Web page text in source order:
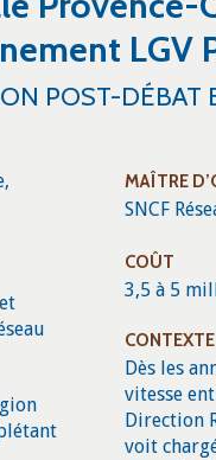
LGV
POST-DÉBAT
MAÎTRE
SNCF
COÛT
3,5 à 5
CONTEXTE
Dès les
vitesse
Direction
voit